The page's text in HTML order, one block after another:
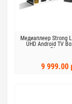
Медиаплеер Strong
UHD Android TV
Player
9 999.00